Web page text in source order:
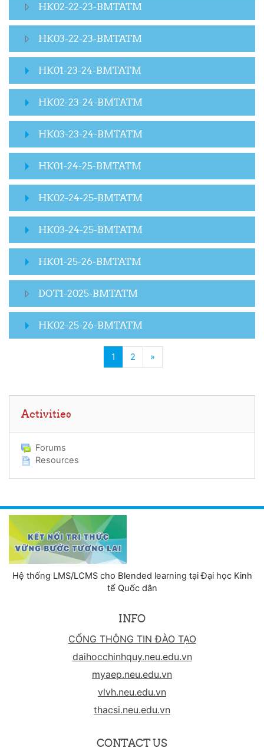
HK02-22-23-BMTATM
HK03-22-23-BMTATM
HK01-23-24-BMTATM
HK02-23-24-BMTATM
HK03-23-24-BMTATM
HK01-24-25-BMTATM
HK02-24-25-BMTATM
HK03-24-25-BMTATM
HK01-25-26-BMTATM
DOT1-2025-BMTATM
HK02-25-26-BMTATM
1 (current)
2 »Next page
Activities
Forums
Resources
Hệ thống LMS/LCMS cho Blended learning tại Đại học Kinh
tế Quốc dân
INFO
CỔNG THÔNG TIN ĐÀO TẠO
daihocchinhquy.neu.edu.vn
myaep.neu.edu.vn
vlvh.neu.edu.vn
thacsi.neu.edu.vn
CONTACT US